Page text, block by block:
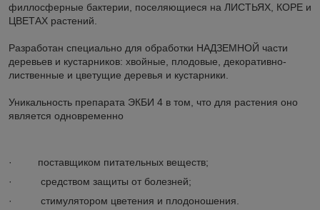
филлосферные бактерии, поселяющиеся на ЛИСТЬЯХ, КОРЕ и
ЦВЕТАХ растений.
Разработан специально для обработки НАДЗЕМНОЙ части
деревьев и кустарников: хвойные, плодовые, декоративно-
лиственные и цветущие деревья и кустарники.
Уникальность препарата ЭКБИ 4 в том, что для растения оно
является одновременно
· поставщиком питательных веществ;
· средством защиты от болезней;
· стимулятором цветения и плодоношения.